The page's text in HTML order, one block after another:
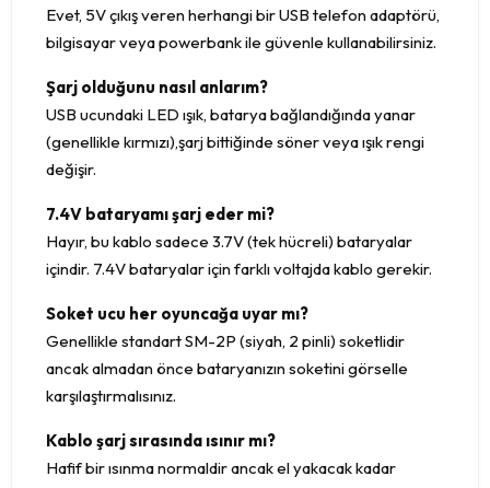
Evet, 5V çıkış veren herhangi bir USB telefon adaptörü,
bilgisayar veya powerbank ile güvenle kullanabilirsiniz.
Şarj olduğunu nasıl anlarım?
USB ucundaki LED ışık, batarya bağlandığında yanar
(genellikle kırmızı),şarj bittiğinde söner veya ışık rengi
değişir.
7.4V bataryamı şarj eder mi?
Hayır, bu kablo sadece 3.7V (tek hücreli) bataryalar
içindir. 7.4V bataryalar için farklı voltajda kablo gerekir.
Soket ucu her oyuncağa uyar mı?
Genellikle standart SM-2P (siyah, 2 pinli) soketlidir
ancak almadan önce bataryanızın soketini görselle
karşılaştırmalısınız.
Kablo şarj sırasında ısınır mı?
Hafif bir ısınma normaldir ancak el yakacak kadar